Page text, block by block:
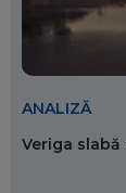
ANALIZĂ
Veriga